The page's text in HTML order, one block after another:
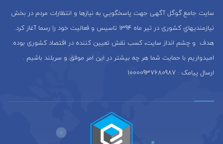
سایت جامع گوگل آگهی جهت پاسخگويي به نيازها و انتظارات مردم در بخش
نيازمنديهاي کشوری در تير ماه 1394 تاسيس و فعاليت خود را رسما آغاز كرد.
هدف و چشم انداز سایت، كسب نقش تعيين كننده در اقتصاد کشوری بوده.
امیدواریم با حمایت شما هر چه بیشتر در این امر موفق و سربلند باشیم .
ارسال پیامک : 10000937680987